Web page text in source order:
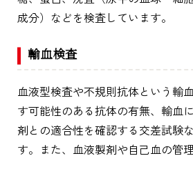
成分）などを検査しています。
輸血検査
血液型検査や不規則抗体という輸
す可能性のある抗体の有無、輸血
剤との適合性を確認する交差試験
す。また、血液製剤や自己血の管